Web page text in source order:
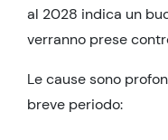
al 2028 indica un
verranno prese
Le cause sono
breve periodo: